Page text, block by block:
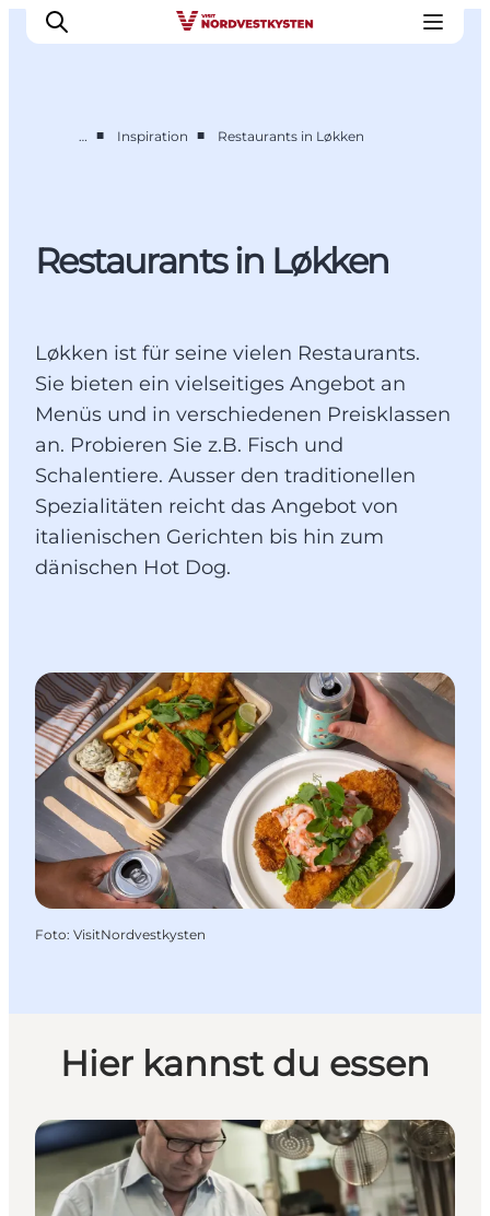
Events
Unterkunft
… ■ Inspiration ■ Restaurants in Løkken
Restaurants in Løkken
Løkken ist für seine vielen Restaurants.
Sie bieten ein vielseitiges Angebot an
Menüs und in verschiedenen Preisklassen
an. Probieren Sie z.B. Fisch und
Schalentiere. Ausser den traditionellen
Spezialitäten reicht das Angebot von
italienischen Gerichten bis hin zum
dänischen Hot Dog.
Foto: VisitNordvestkysten
Hier kannst du essen